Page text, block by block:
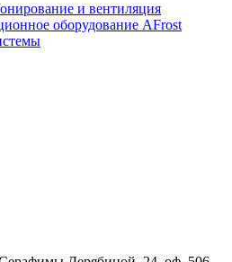
и вентиляция
оборудование AFrost